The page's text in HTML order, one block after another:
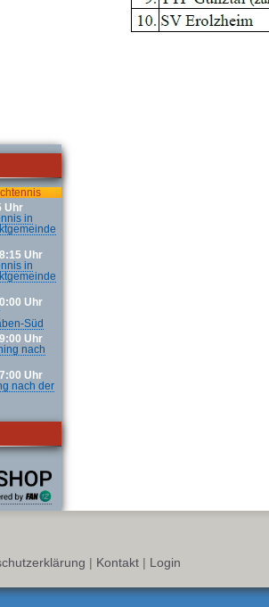
Uhr
in
Uhr
in
Uhr
Süd
Uhr
nach
Uhr
nach der
| Kontakt | Login